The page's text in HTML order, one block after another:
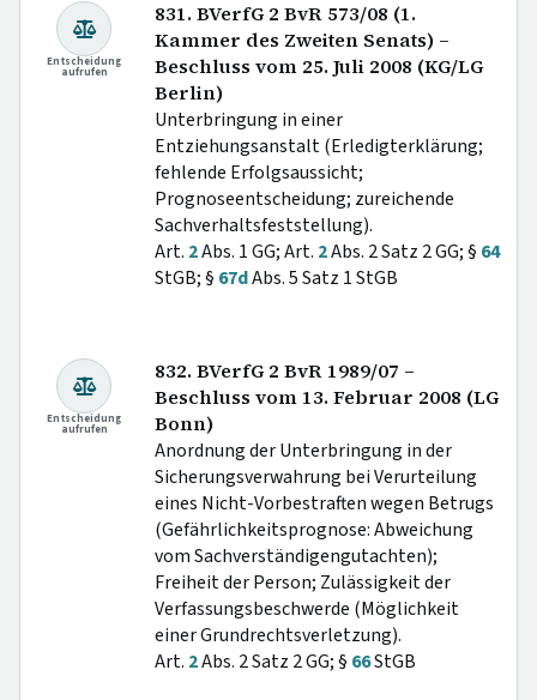
Entscheidung
aufrufen
831. BVerfG 2 BvR 573/08 (1.
Kammer des Zweiten Senats) –
Beschluss vom 25. Juli 2008 (KG/LG
Berlin)
Unterbringung in einer
Entziehungsanstalt (Erledigterklärung;
fehlende Erfolgsaussicht;
Prognoseentscheidung; zureichende
Sachverhaltsfeststellung).
Art. 2Abs. 1 GG; Art. 2Abs. 2 Satz 2 GG; § 64
StGB; § 67dAbs. 5 Satz 1 StGB
Entscheidung
aufrufen
832. BVerfG 2 BvR 1989/07 –
Beschluss vom 13. Februar 2008 (LG
Bonn)
Anordnung der Unterbringung in der
Sicherungsverwahrung bei Verurteilung
eines Nicht-Vorbestraften wegen Betrugs
(Gefährlichkeitsprognose: Abweichung
vom Sachverständigengutachten);
Freiheit der Person; Zulässigkeit der
Verfassungsbeschwerde (Möglichkeit
einer Grundrechtsverletzung).
Art. 2Abs. 2 Satz 2 GG; § 66StGB